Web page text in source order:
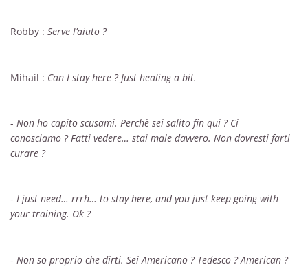
Robby : Serve l’aiuto ?
Mihail : Can I stay here ? Just healing a bit.
- Non ho capito scusami. Perchè sei salito fin qui ? Ci
conosciamo ? Fatti vedere… stai male davvero. Non dovresti farti
curare ?
- I just need… rrrh… to stay here, and you just keep going with
your training. Ok ?
- Non so proprio che dirti. Sei Americano ? Tedesco ? American ?